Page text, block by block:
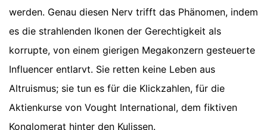
werden. Genau diesen Nerv trifft das Phänomen, indem
es die strahlenden Ikonen der Gerechtigkeit als
korrupte, von einem gierigen Megakonzern gesteuerte
Influencer entlarvt. Sie retten keine Leben aus
Altruismus; sie tun es für die Klickzahlen, für die
Aktienkurse von Vought International, dem fiktiven
Konglomerat hinter den Kulissen.